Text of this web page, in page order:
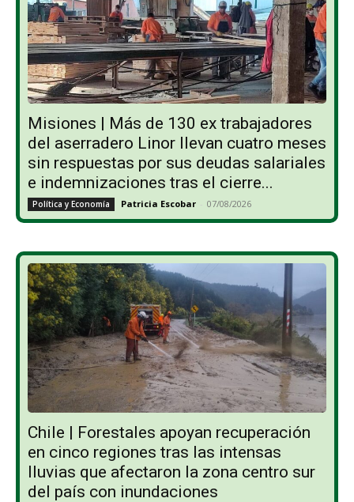
Misiones | Más de 130 ex trabajadores
del aserradero Linor llevan cuatro meses
sin respuestas por sus deudas salariales
e indemnizaciones tras el cierre...
Política y Economía Patricia Escobar - 07/08/2026
Chile | Forestales apoyan recuperación
en cinco regiones tras las intensas
lluvias que afectaron la zona centro sur
del país con inundaciones